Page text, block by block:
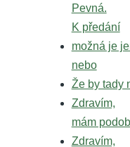
Pevná.
K předání
možná je
nebo
Že by tady
Zdravím,
mám
Zdravím,